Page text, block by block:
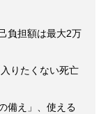
負担額は最大2万
りたくない死亡
備え」、使える